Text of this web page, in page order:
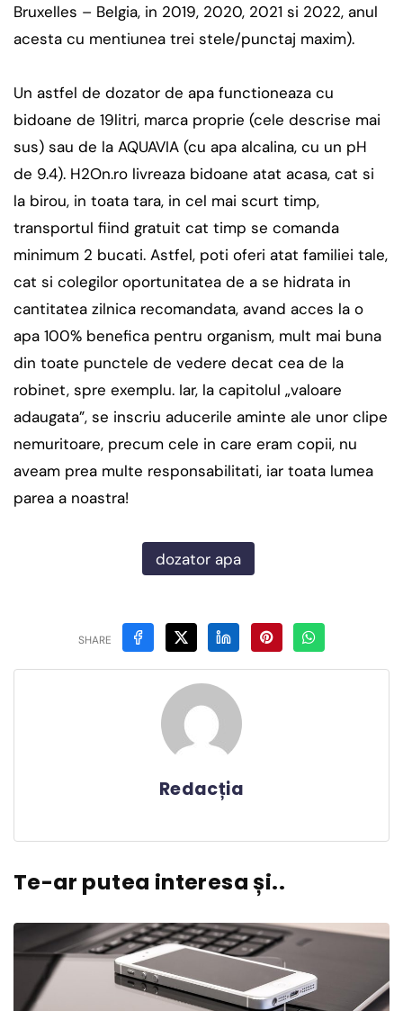
Bruxelles – Belgia, in 2019, 2020, 2021 si 2022, anul
acesta cu mentiunea trei stele/punctaj maxim).
Un astfel de dozator de apa functioneaza cu
bidoane de 19litri, marca proprie (cele descrise mai
sus) sau de la AQUAVIA (cu apa alcalina, cu un pH
de 9.4). H2On.ro livreaza bidoane atat acasa, cat si
la birou, in toata tara, in cel mai scurt timp,
transportul fiind gratuit cat timp se comanda
minimum 2 bucati. Astfel, poti oferi atat familiei tale,
cat si colegilor oportunitatea de a se hidrata in
cantitatea zilnica recomandata, avand acces la o
apa 100% benefica pentru organism, mult mai buna
din toate punctele de vedere decat cea de la
robinet, spre exemplu. Iar, la capitolul „valoare
adaugata”, se inscriu aducerile aminte ale unor clipe
nemuritoare, precum cele in care eram copii, nu
aveam prea multe responsabilitati, iar toata lumea
parea a noastra!
dozator apa
SHARE
Redacția
Te-ar putea interesa și..